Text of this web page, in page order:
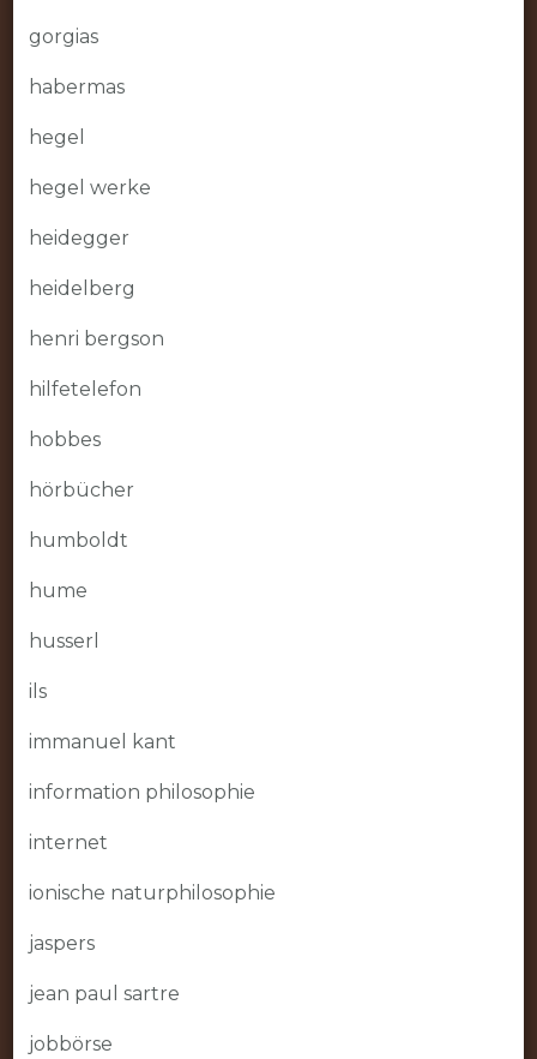
gorgias
habermas
hegel
hegel werke
heidegger
heidelberg
henri bergson
hilfetelefon
hobbes
hörbücher
humboldt
hume
husserl
ils
immanuel kant
information philosophie
internet
ionische naturphilosophie
jaspers
jean paul sartre
jobbörse